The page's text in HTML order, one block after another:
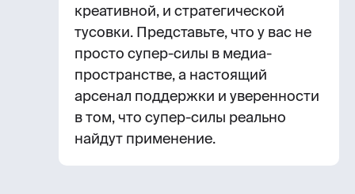
креативной, и стратегической
тусовки. Представьте, что у вас не
просто супер-силы в медиа-
пространстве, а настоящий
арсенал поддержки и уверенности
в том, что супер-силы реально
найдут применение.